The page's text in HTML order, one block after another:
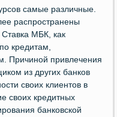
самые различные.
распространены
МБК, как
кредитам,
Причиной привлечения
из других банков
своих клиентов в
своих кредитных
банковской